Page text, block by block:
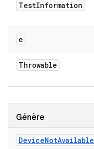
TestInformation
e
Throwable
Génère
DeviceNotAvailable